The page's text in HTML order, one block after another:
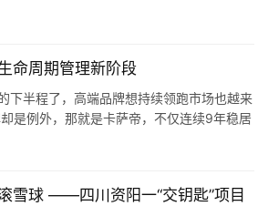
命周期管理新阶段
下半程了，高端品牌想持续领跑市场也越来
是例外，那就是卡萨帝，不仅连续9年稳居
雪球 ——四川资阳一“交钥匙”项目